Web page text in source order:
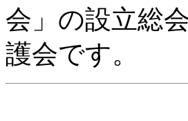
会」の設立総
護会です。